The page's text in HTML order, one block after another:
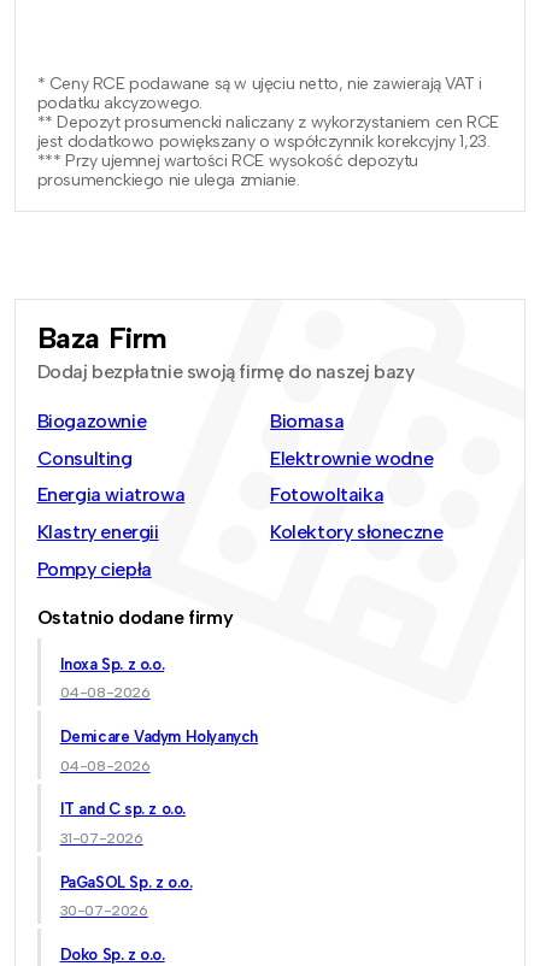
* Ceny RCE podawane są w ujęciu netto, nie zawierają VAT i
podatku akcyzowego.
** Depozyt prosumencki naliczany z wykorzystaniem cen RCE
jest dodatkowo powiększany o współczynnik korekcyjny 1,23.
*** Przy ujemnej wartości RCE wysokość depozytu
prosumenckiego nie ulega zmianie.
Baza Firm
Dodaj bezpłatnie swoją firmę do naszej bazy
Biogazownie
Biomasa
Consulting
Elektrownie wodne
Energia wiatrowa
Fotowoltaika
Klastry energii
Kolektory słoneczne
Pompy ciepła
Ostatnio dodane firmy
Inoxa Sp. z o.o.
04-08-2026
Demicare Vadym Holyanych
04-08-2026
IT and C sp. z o.o.
31-07-2026
PaGaSOL Sp. z o.o.
30-07-2026
Doko Sp. z o.o.